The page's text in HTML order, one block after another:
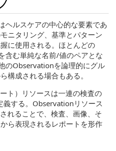
ヘルスケアの中心的な要素であ
ニタリング、基準とパターン
に使用される。ほとんどの
含む単純な名前/値のペアとな
のObservationを論理的にグル
構成される場合もある。
ト）リソースは一連の検査の
する。Observationリソース
れることで、検査、画像、そ
ら表現されるレポートを形作